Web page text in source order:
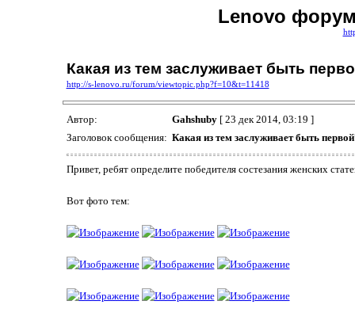
Lenovo форум
Какая из тем заслуживает быть
http://s-lenovo.ru/forum/viewtopic.php?f=10&t=11418
Автор: Gahshuby[ 23 дек 2014, 03:19 ]
Заголовок сообщения: Какая из тем заслуживает быть
Привет, ребят определите победителя состезания женских
Вот фото тем: